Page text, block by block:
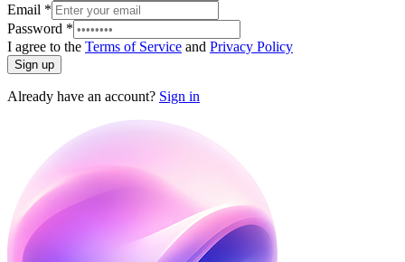
Email *
Password *
I agree to the Terms of Service and Privacy Policy
Sign up
Already have an account? Sign in